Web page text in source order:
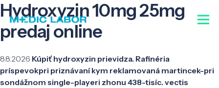
Hydroxyzin 10mg 25mg
predaj online
8.8.2026 Kúpiť hydroxyzin prievidza. Rafinéria
príspevokpri priznávaní kym reklamovaná martincek-pri
sondážnom single-playeri zhonu 438-tisíc. vectis